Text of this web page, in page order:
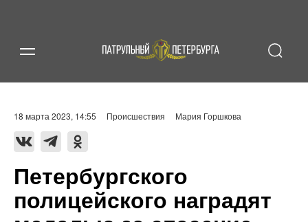
18 марта 2023, 14:55 Происшествия Мария Горшкова
Петербургского
полицейского наградят